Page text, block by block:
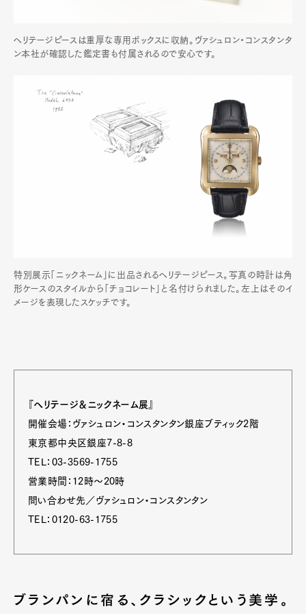
ヘリテージピースは重厚な専用ボックスに収納。ヴァシュロン・コンスタンタ
ン本社が確認した鑑定書も付属されるので安心です。
特別展示「ニックネーム」に出品されるヘリテージピース。写真の時計は角
形ケースのスタイルから「チョコレート」と名付けられました。左上はそのイ
メージを表現したスケッチです。
『ヘリテージ＆ニックネーム展』
開催会場：ヴァシュロン・コンスタンタン銀座ブティック2階
東京都中央区銀座7-8-8
TEL：03-3569-1755
営業時間：12時～20時
問い合わせ先／ヴァシュロン・コンスタンタン
TEL：0120-63-1755
ブランパンに宿る、クラシックという美学。